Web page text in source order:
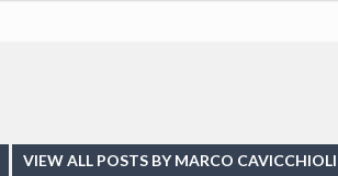
VIEW ALL POSTS BY MARCO CAVICCHIOLI